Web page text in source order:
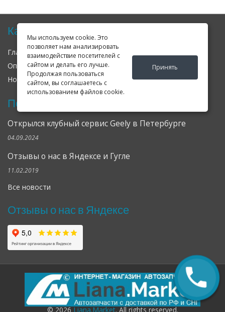
Мы используем cookie. Это
позволяет нам анализировать
взаимодействие посетителей с
сайтом и делать его лучше.
Продолжая пользоваться
сайтом, вы соглашаетесь с
использованием файлов cookie.
Принять
Карта сайта
Главная О нас
Оплата
Доставка
Гарантия
Новости
Оферта Соглашение
Последние новости
Открылся клубный сервис Geely в Петербурге
04.09.2024
Отзывы о нас в Яндексе и Гугле
11.02.2019
Все новости
Отзывы о нас в Яндексе
© 2026Liana.Market. All rights reserved.